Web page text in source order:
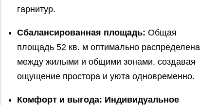
гарнитур.
Сбалансированная площадь: Общая
площадь 52 кв. м оптимально распределена
между жилыми и общими зонами, создавая
ощущение простора и уюта одновременно.
Комфорт и выгода: Индивидуальное